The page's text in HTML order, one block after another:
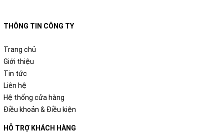
THÔNG TIN CÔNG TY
Trang chủ
Giới thiệu
Tin tức
Liên hệ
Hệ thống cửa hàng
Điều khoản & Điều kiện
HỖ TRỢ KHÁCH HÀNG